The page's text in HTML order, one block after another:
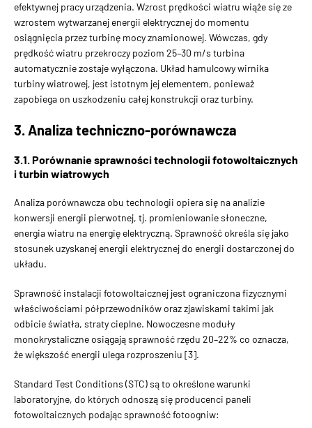
efektywnej pracy urządzenia. Wzrost prędkości wiatru wiąże się ze
wzrostem wytwarzanej energii elektrycznej do momentu
osiągnięcia przez turbinę mocy znamionowej. Wówczas, gdy
prędkość wiatru przekroczy poziom 25–30 m/s turbina
automatycznie zostaje wyłączona. Układ hamulcowy wirnika
turbiny wiatrowej, jest istotnym jej elementem, ponieważ
zapobiega on uszkodzeniu całej konstrukcji oraz turbiny.
3. Analiza techniczno-porównawcza
3.1. Porównanie sprawności technologii fotowoltaicznych
i turbin wiatrowych
Analiza porównawcza obu technologii opiera się na analizie
konwersji energii pierwotnej, tj. promieniowanie słoneczne,
energia wiatru na energię elektryczną. Sprawność określa się jako
stosunek uzyskanej energii elektrycznej do energii dostarczonej do
układu.
Sprawność instalacji fotowoltaicznej jest ograniczona fizycznymi
właściwościami półprzewodników oraz zjawiskami takimi jak
odbicie światła, straty cieplne. Nowoczesne moduły
monokrystaliczne osiągają sprawność rzędu 20–22% co oznacza,
że większość energii ulega rozproszeniu [3].
Standard Test Conditions (STC) są to określone warunki
laboratoryjne, do których odnoszą się producenci paneli
fotowoltaicznych podając sprawność fotoogniw: